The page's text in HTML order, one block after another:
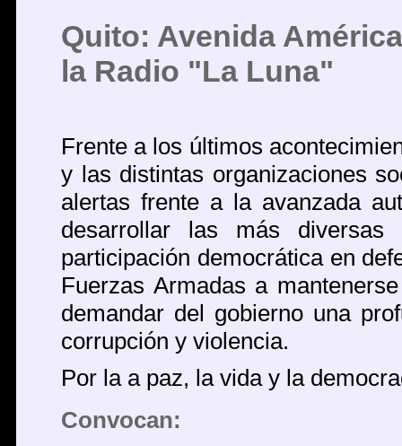
Quito: Avenida
la Radio "La Luna"
Frente a los últimos
y las distintas organizaciones
alertas frente a la avanzada
desarrollar las más diversas
participación democrática en
Fuerzas Armadas a
demandar del gobierno una
corrupción y violencia.
Por la a paz, la vida y la
Convocan: